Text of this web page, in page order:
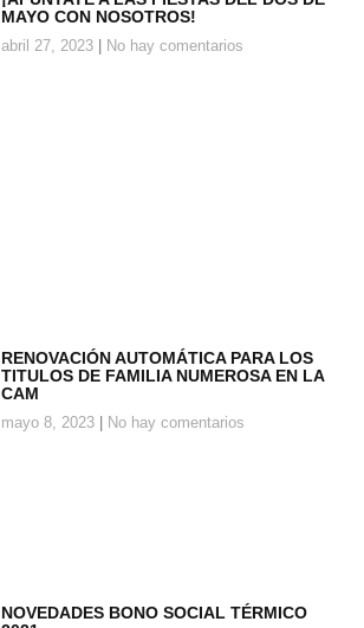
MAYO CON NOSOTROS!
abril 27, 2023 No hay comentarios
RENOVACIÓN AUTOMÁTICA PARA LOS
TITULOS DE FAMILIA NUMEROSA EN LA
CAM
mayo 8, 2023 No hay comentarios
NOVEDADES BONO SOCIAL TÉRMICO